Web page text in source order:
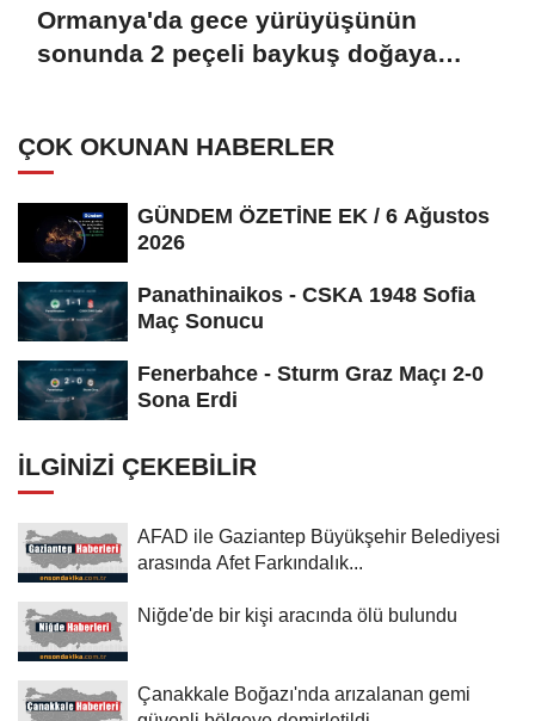
Ormanya'da gece yürüyüşünün
sonunda 2 peçeli baykuş doğaya
ÇOK OKUNAN HABERLER
GÜNDEM ÖZETİNE EK / 6 Ağustos
2026
Panathinaikos - CSKA 1948 Sofia
Maç Sonucu
Fenerbahce - Sturm Graz Maçı 2-0
Sona Erdi
İLGINIZI ÇEKEBILIR
AFAD ile Gaziantep Büyükşehir Belediyesi
arasında Afet Farkındalık...
Niğde'de bir kişi aracında ölü bulundu
Çanakkale Boğazı'nda arızalanan gemi